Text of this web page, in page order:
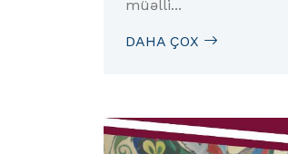
müəlli...
DAHA ÇOX